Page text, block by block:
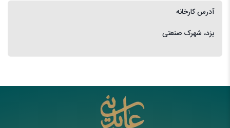
آدرس کارخانه
یزد، شهرک صنعتی